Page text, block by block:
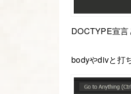
DOCTYPE宣言
bodyやdivと打